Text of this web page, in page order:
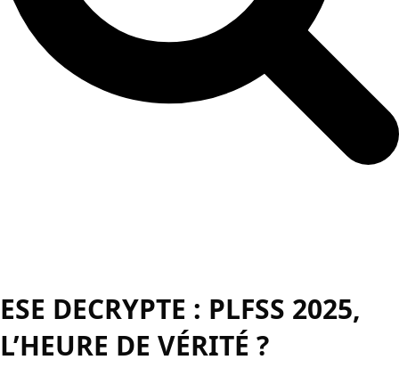
ESE DECRYPTE : PLFSS 2025,
L’HEURE DE VÉRITÉ ?